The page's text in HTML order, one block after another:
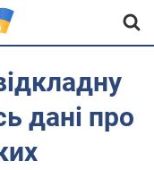
дані про